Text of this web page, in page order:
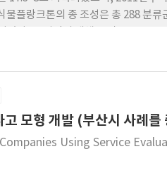
based on the reliability
물플랑크톤의 종 조성은 총 288 분
cells·mL-1으로 조사되었다.
19%로 Y2지점보다 2% 높게 나타
타난 것을 확인할 수 있었다. Y1지
톤의 천이 현상 및 수질요인들과의
되었으며, 이후 수생태계 변화를 평
모형 개발 (부산시 사례를
Using Service